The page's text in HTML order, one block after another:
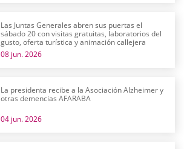
Las Juntas Generales abren sus puertas el
sábado 20 con visitas gratuitas, laboratorios del
gusto, oferta turística y animación callejera
08 jun. 2026
La presidenta recibe a la Asociación Alzheimer y
otras demencias AFARABA
04 jun. 2026